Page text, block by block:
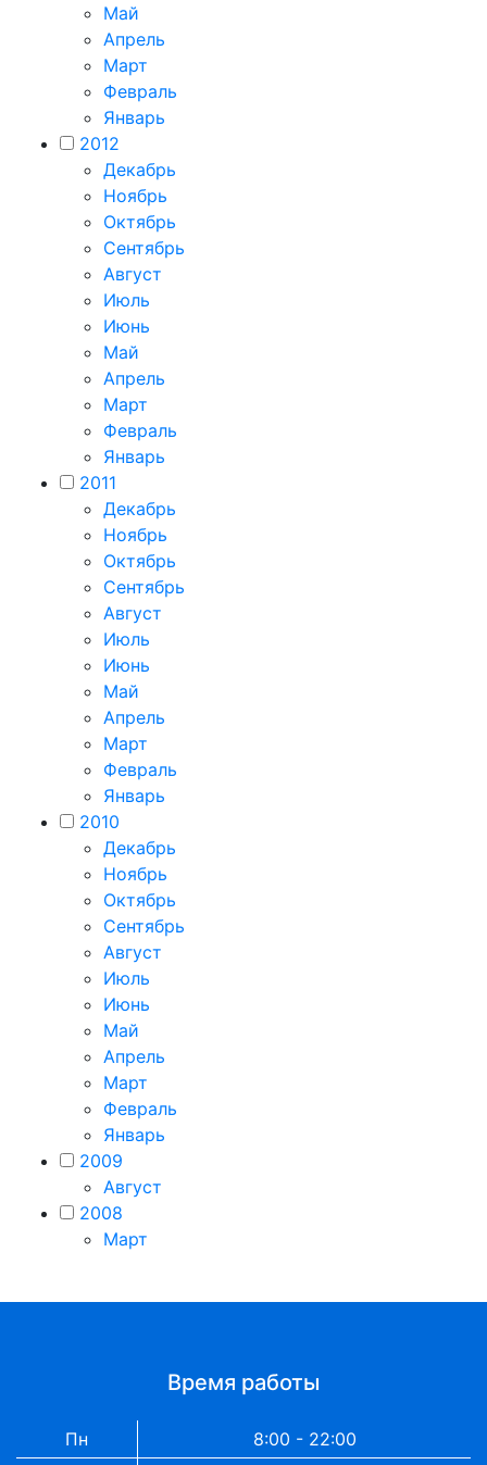
Май
Апрель
Март
Февраль
Январь
2012
Декабрь
Ноябрь
Октябрь
Сентябрь
Август
Июль
Июнь
Май
Апрель
Март
Февраль
Январь
2011
Декабрь
Ноябрь
Октябрь
Сентябрь
Август
Июль
Июнь
Май
Апрель
Март
Февраль
Январь
2010
Декабрь
Ноябрь
Октябрь
Сентябрь
Август
Июль
Июнь
Май
Апрель
Март
Февраль
Январь
2009
Август
2008
Март
Время работы
Пн
8:00 - 22:00